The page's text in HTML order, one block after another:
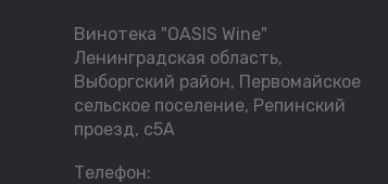
Винотека "OASIS Wine"
Ленинградская область,
Выборгский район, Первомайское
сельское поселение, Репинский
проезд, с5А
Телефон: